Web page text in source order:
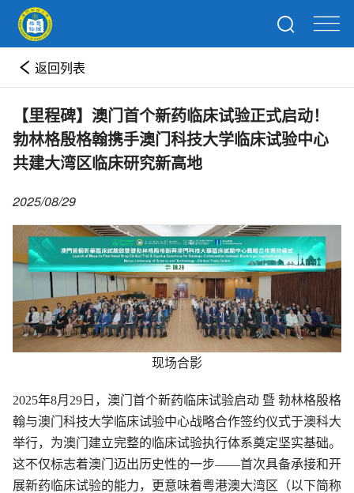
返回列表
【里程碑】澳门首个新药临床试验正式启动！
勃林格殷格翰携手澳门科技大学临床试验中心
共建大湾区临床研究新高地
2025/08/29
现场合影
2025年8月29日，澳门首个新药临床试验启动 暨 勃林格殷格
翰与澳门科技大学临床试验中心战略合作签约仪式于澳科大
举行，为澳门建立完整的临床试验执行体系奠定坚实基础。
这不仅标志着澳门迈出历史性的一步——首次具备承接和开
展新药临床试验的能力，更意味着粤港澳大湾区（以下简称